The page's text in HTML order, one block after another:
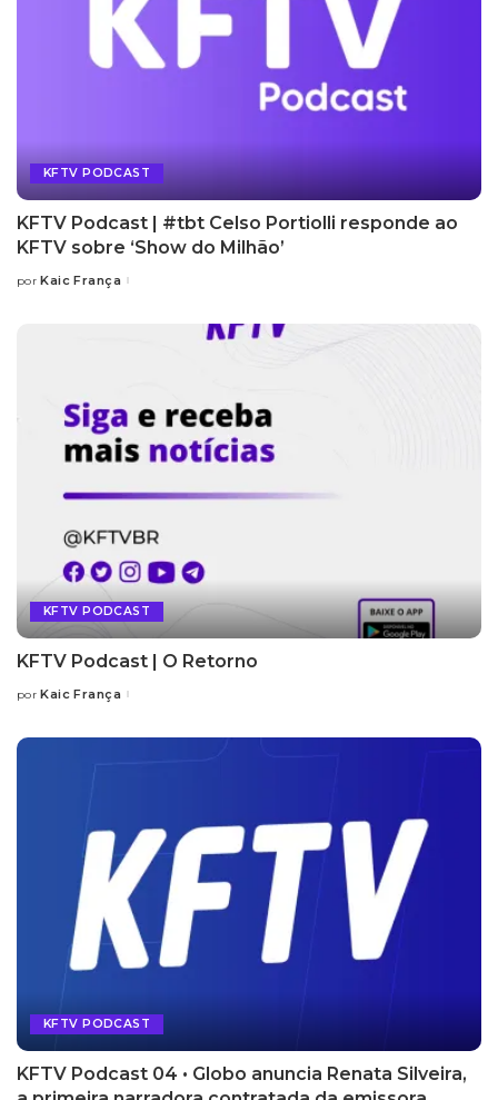
KFTV PODCAST
KFTV Podcast | #tbt Celso Portiolli responde ao
KFTV sobre ‘Show do Milhão’
por Kaic França
KFTV PODCAST
KFTV Podcast | O Retorno
por Kaic França
KFTV PODCAST
KFTV Podcast 04 • Globo anuncia Renata Silveira,